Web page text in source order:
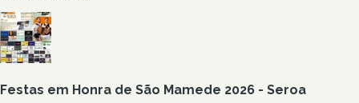
Festas em Honra de São Mamede 2026 - Seroa